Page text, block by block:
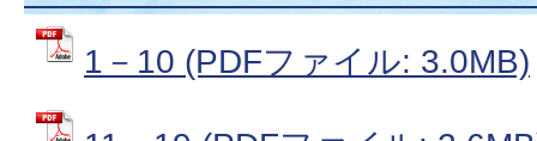
1－10 (PDFファイル: 3.0MB)